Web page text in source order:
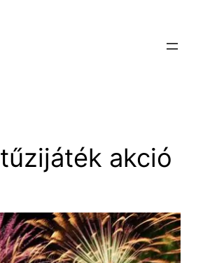
tűzijáték akció